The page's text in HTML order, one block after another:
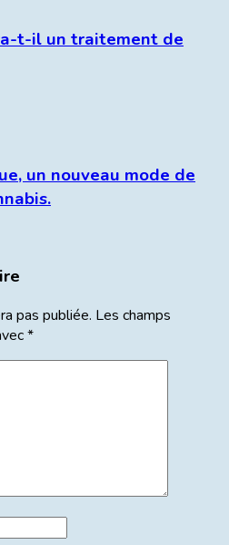
t-il un traitement de
un nouveau mode de
pas publiée. Les champs
*